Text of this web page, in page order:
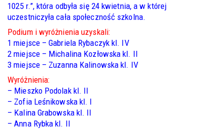
1025 r.”, która odbyła się 24 kwietnia, a w której
uczestniczyła cała społeczność szkolna.
Podium i wyróżnienia uzyskali:
1 miejsce – Gabriela Rybaczyk kl. IV
2 miejsce – Michalina Kozłowska kl. II
3 miejsce – Zuzanna Kalinowska kl. IV
Wyróżnienia:
– Mieszko Podolak kl. II
– Zofia Leśnikowska kl. I
– Kalina Grabowska kl. II
– Anna Rybka kl. II